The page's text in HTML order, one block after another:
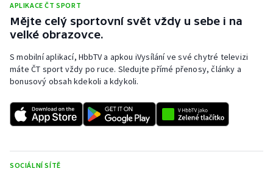
Vodní slalom
Volejbal
Ostatní
APLIKACE ČT SPORT
Mějte celý sportovní svět vždy u sebe i na
velké obrazovce.
S mobilní aplikací, HbbTV a apkou iVysílání ve své chytré televizi
máte ČT sport vždy po ruce. Sledujte přímé přenosy, články a
bonusový obsah kdekoli a kdykoli.
SOCIÁLNÍ SÍTĚ